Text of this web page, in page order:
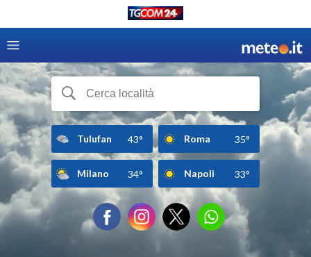
Tulufan 43° Roma 35°
Milano 34° Napoli 33°